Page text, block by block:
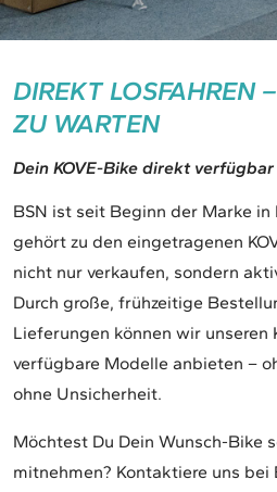
DIREKT LOSFAHREN
ZU WARTEN
Dein KOVE-Bike direkt
BSN ist seit Beginn der Marke
gehört zu den eingetragenen
nicht nur verkaufen, sondern
Durch große, frühzeitige
Lieferungen können wir unseren
verfügbare Modelle anbieten –
ohne Unsicherheit.
Möchtest Du Dein Wunsch-Bike
mitnehmen? Kontaktiere uns bei